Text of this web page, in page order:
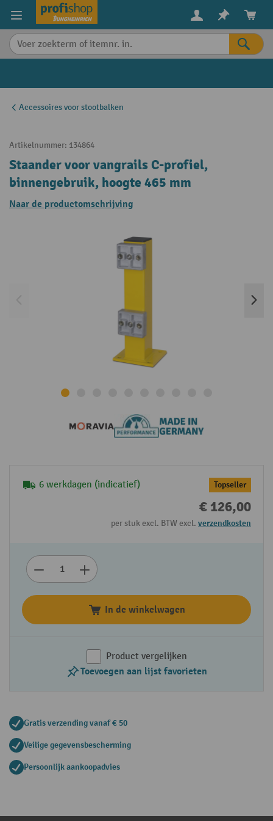
content
Accessoires voor stootbalken
Artikelnummer: 134864
Staander voor vangrails C-profiel,
binnengebruik, hoogte 465 mm
Naar de productomschrijving
6 werkdagen (indicatief) Topseller
€ 126,00
per stuk excl. BTW excl. verzendkosten
In de winkelwagen
Product vergelijken
Toevoegen aan lijst favorieten
Gratis verzending vanaf € 50
Veilige gegevensbescherming
Persoonlijk aankoopadvies